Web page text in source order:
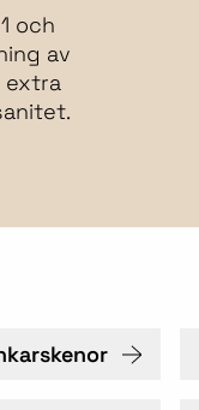
och
av
extra